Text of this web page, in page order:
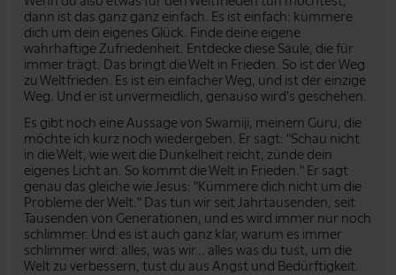
dann ist das ganz ganz einfach. Es ist einfach: kümmere
dich um dein eigenes Glück. Finde deine eigene
wahrhaftige Zufriedenheit. Entdecke diese Säule, die für
immer trägt. Das bringt die Welt in Frieden. So ist der Weg
zu Weltfrieden. Es ist ein einfacher Weg, und ist der einzige
Weg. Und er ist unvermeidlich, genauso wird's geschehen.
Es gibt noch eine Aussage von Swamiji, meinem Guru, die
möchte ich kurz noch wiedergeben. Er sagt: "Schau nicht
in die Welt, wie weit die Dunkelheit reicht, zünde dein
eigenes Licht an. So kommt die Welt in Frieden." Er sagt
genau das gleiche wie Jesus: "Kümmere dich nicht um die
Probleme der Welt." Das tun wir seit Jahrtausenden, seit
Tausenden von Generationen, und es wird immer nur noch
schlimmer. Und es ist auch ganz klar, warum es immer
schlimmer wird: alles, was wir... alles was du tust, um die
Welt zu verbessern, tust du aus Angst und Bedürftigkeit.